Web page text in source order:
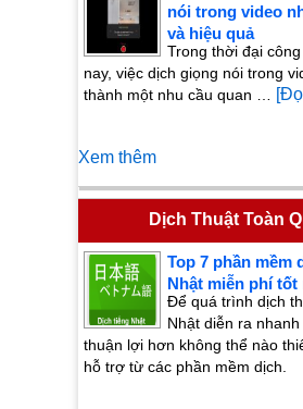
nói trong video
và hiệu quả
Trong thời đại
nay, việc dịch giọng nói trong
thành một nhu cầu quan …
Xem thêm
Dịch Thuật Toàn
Top 7 phần mềm
Nhật miễn phí tốt
Để quá trình dịch
Nhật diễn ra
thuận lợi hơn không thể nào
hỗ trợ từ các phần mềm dịch.